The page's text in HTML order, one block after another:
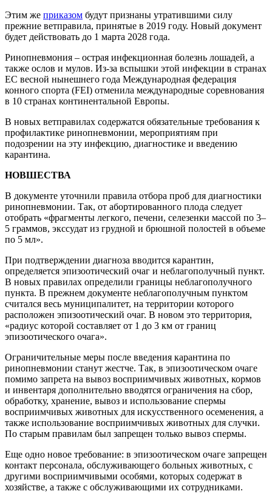
Этим же приказом будут признаны утратившими силу
прежние ветправила, принятые в 2019 году. Новый документ
будет действовать до 1 марта 2028 года.
Ринопневмония – острая инфекционная болезнь лошадей, а
также ослов и мулов. Из-за вспышки этой инфекции в странах
ЕС весной нынешнего года Международная федерация
конного спорта (FEI) отменила международные соревнования
в 10 странах континентальной Европы.
В новых ветправилах содержатся обязательные требования к
профилактике ринопневмонии, мероприятиям при
подозрении на эту инфекцию, диагностике и введению
карантина.
НОВШЕСТВА
В документе уточнили правила отбора проб для диагностики
ринопневмонии. Так, от абортированного плода следует
отобрать «фрагменты легкого, печени, селезенки массой по 3–
5 граммов, экссудат из грудной и брюшной полостей в объеме
по 5 мл».
При подтверждении диагноза вводится карантин,
определяется эпизоотический очаг и неблагополучный пункт.
В новых правилах определили границы неблагополучного
пункта. В прежнем документе неблагополучным пунктом
считался весь муниципалитет, на территории которого
расположен эпизоотический очаг. В новом это территория,
«радиус которой составляет от 1 до 3 км от границ
эпизоотического очага».
Ограничительные меры после введения карантина по
ринопневмонии станут жестче. Так, в эпизоотическом очаге
помимо запрета на вывоз восприимчивых животных, кормов
и инвентаря дополнительно вводятся ограничения на сбор,
обработку, хранение, вывоз и использование спермы
восприимчивых животных для искусственного осеменения, а
также использование восприимчивых животных для случки.
По старым правилам был запрещен только вывоз спермы.
Еще одно новое требование: в эпизоотическом очаге запрещен
контакт персонала, обслуживающего больных животных, с
другими восприимчивыми особями, которых содержат в
хозяйстве, а также с обслуживающими их сотрудниками.